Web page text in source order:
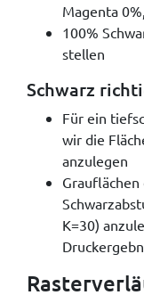
Magenta
100%
stellen
Schwarz
Für ein
wir die
anzulegen
K=30)